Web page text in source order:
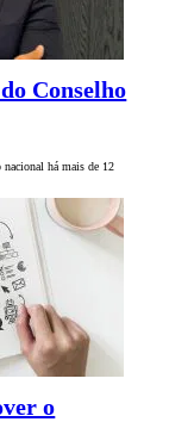
Conselho
há mais de 12
o